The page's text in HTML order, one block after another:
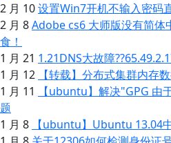
2 月 10设置Win7开机不输入密码
2 月 8Adobe cs6 大师版没有简体
食！
1 月 21 1.21DNS大故障
1 月 12
【转载】分布式集群内存
1 月 11
【ubuntu】解决"GPG 由
题
1 月 8
【ubuntu】Ubuntu 13.04